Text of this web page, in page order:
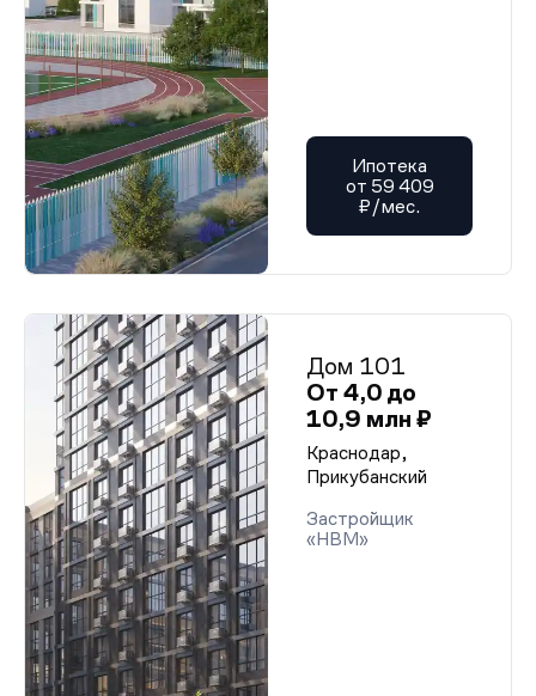
Ипотека
от 59 409
₽/мес.
Дом 101
От 4,0 до
10,9 млн ₽
Краснодар,
Прикубанский
Застройщик
«НВМ»